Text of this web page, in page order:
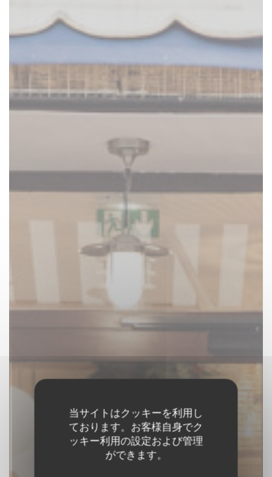
当サイトはクッキーを利用し
ております。お客様自身でク
ッキー利用の設定および管理
ができます。
MEHA